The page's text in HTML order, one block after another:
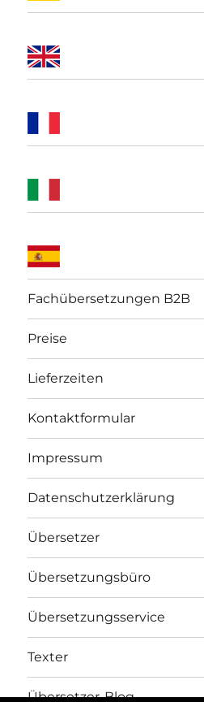
Fachübersetzungen B2B
Preise
Lieferzeiten
Kontaktformular
Impressum
Datenschutzerklärung
Übersetzer
Übersetzungsbüro
Übersetzungsservice
Texter
Übersetzer-Blog